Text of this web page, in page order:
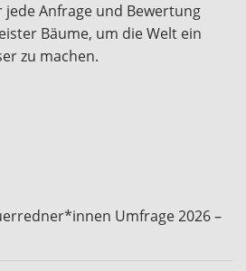
Anfrage und Bewertung
Bäume, um die Welt ein
zu machen.
Umfrage 2026 –